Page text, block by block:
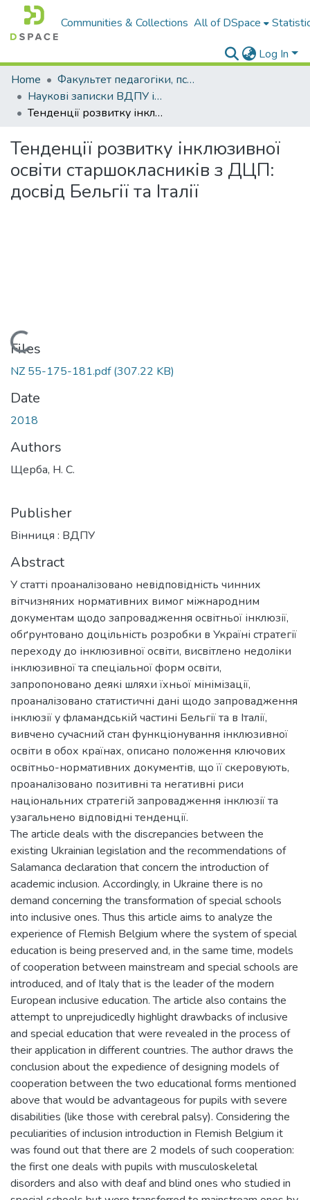
Communities & Collections All of DSpace
Log In
Home
Факультет педагогіки, психології і професійної освіти
Наукові записки ВДПУ ім. М. Коцюбинського. Серія "Педагогіка і психологія"
Тенденції розвитку інклюзивної освіти старшокласників з ДЦП: досвід Бельгії та Італії
Тенденції розвитку інклюзивної
освіти старшокласників з ДЦП:
досвід Бельгії та Італії
Loading...
Files
NZ 55-175-181.pdf(307.22 KB)
Date
2018
Authors
Щерба, Н. С.
Publisher
Вінниця : ВДПУ
Abstract
У статті проаналізовано невідповідність чинних
вітчизняних нормативних вимог міжнародним
документам щодо запровадження освітньої інклюзії,
обґрунтовано доцільність розробки в Україні стратегії
переходу до інклюзивної освіти, висвітлено недоліки
інклюзивної та спеціальної форм освіти,
запропоновано деякі шляхи їхньої мінімізації,
проаналізовано статистичні дані щодо запровадження
інклюзії у фламандській частині Бельгії та в Італії,
вивчено сучасний стан функціонування інклюзивної
освіти в обох країнах, описано положення ключових
освітньо-нормативних документів, що її скеровують,
проаналізовано позитивні та негативні риси
національних стратегій запровадження інклюзії та
узагальнено відповідні тенденції.
The article deals with the discrepancies between the
existing Ukrainian legislation and the recommendations of
Salamanca declaration that concern the introduction of
academic inclusion. Accordingly, in Ukraine there is no
demand concerning the transformation of special schools
into inclusive ones. Thus this article aims to analyze the
experience of Flemish Belgium where the system of special
education is being preserved and, in the same time, models
of cooperation between mainstream and special schools are
introduced, and of Italy that is the leader of the modern
European inclusive education. The article also contains the
attempt to unprejudicedly highlight drawbacks of inclusive
and special education that were revealed in the process of
their application in different countries. The author draws the
conclusion about the expedience of designing models of
cooperation between the two educational forms mentioned
above that would be advantageous for pupils with severe
disabilities (like those with cerebral palsy). Considering the
peculiarities of inclusion introduction in Flemish Belgium it
was found out that there are 2 models of such cooperation:
the first one deals with pupils with musculoskeletal
disorders and also with deaf and blind ones who studied in